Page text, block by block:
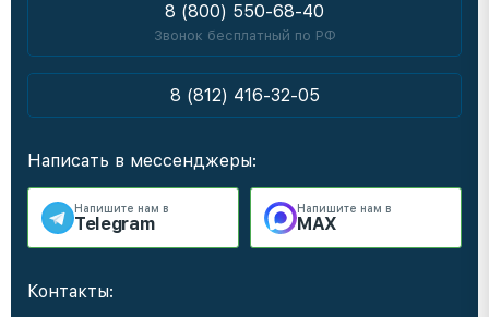
8 (800) 550-68-40
Звонок бесплатный по РФ
8 (812) 416-32-05
Написать в мессенджеры:
Напишите нам в
Telegram
Напишите нам в
MAX
Контакты: